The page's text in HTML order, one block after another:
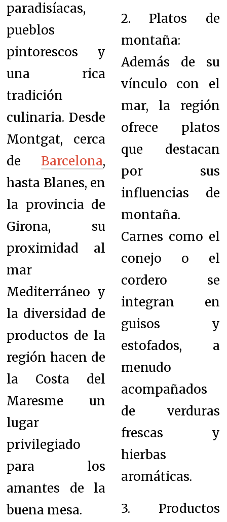
paradisíacas,
pueblos
pintorescos y
una rica
tradición
culinaria. Desde
Montgat, cerca
de Barcelona,
hasta Blanes, en
la provincia de
Girona, su
proximidad al
mar
Mediterráneo y
la diversidad de
productos de la
región hacen de
la Costa del
Maresme un
lugar
privilegiado
para los
amantes de la
buena mesa.
2. Platos de
montaña:
Además de su
vínculo con el
mar, la región
ofrece platos
que destacan
por sus
influencias de
montaña.
Carnes como el
conejo o el
cordero se
integran en
guisos y
estofados, a
menudo
acompañados
de verduras
frescas y
hierbas
aromáticas.
3. Productos